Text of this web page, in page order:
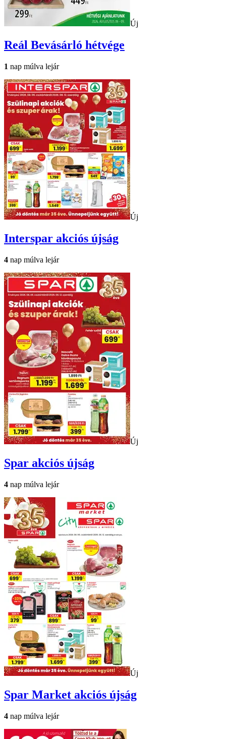
Új
Reál Bevásárló hétvége
1 nap múlva lejár
Új
Interspar akciós újság
4 nap múlva lejár
Új
Spar akciós újság
4 nap múlva lejár
Új
Spar Market akciós újság
4 nap múlva lejár